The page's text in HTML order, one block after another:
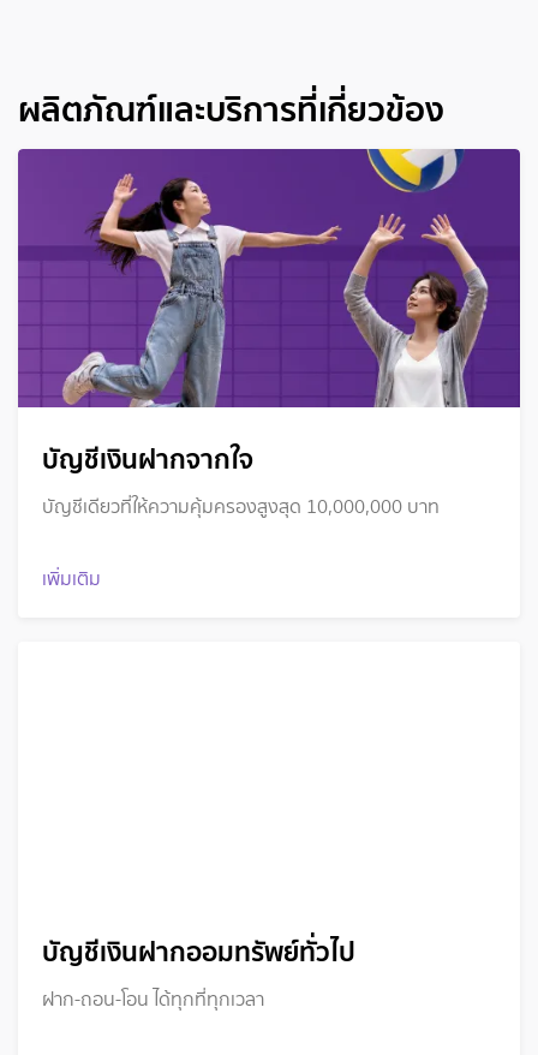
ผลิตภัณฑ์และบริการที่เกี่ยวข้อง
บัญชีเงินฝากจากใจ
บัญชีเดียวที่ให้ความคุ้มครองสูงสุด 10,000,000 บาท
เพิ่มเติม
บัญชีเงินฝากออมทรัพย์ทั่วไป
ฝาก-ถอน-โอน ได้ทุกที่ทุกเวลา